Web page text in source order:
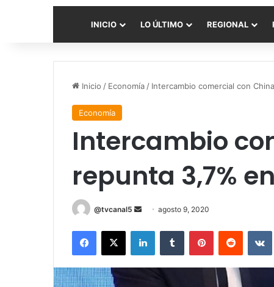
INICIO LO ÚLTIMO REGIONAL
Inicio / Economía / Intercambio comercial con
Economía
Intercambio
repunta 3,7%
@tvcanal5
Send
email
agosto 9, 2020
Facebook
X LinkedInTumblr PinterestReddit